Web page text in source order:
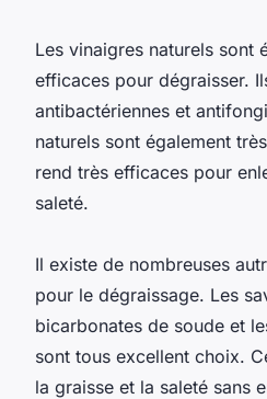
Les vinaigres naturels sont
efficaces pour dégraisser.
antibactériennes et
naturels sont également
rend très efficaces pour
saleté.
Il existe de nombreuses
pour le dégraissage. Les
bicarbonates de soude et
sont tous excellent choix.
la graisse et la saleté sans